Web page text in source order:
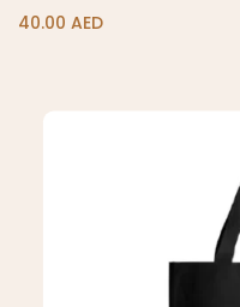
40.00 AED